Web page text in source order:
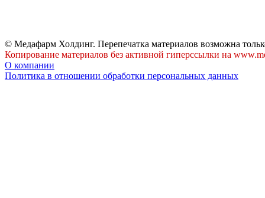
© Медафарм Холдинг. Перепечатка материалов возможна
Копирование материалов без активной гиперссылки на
О компании
Политика в отношении обработки персональных данных